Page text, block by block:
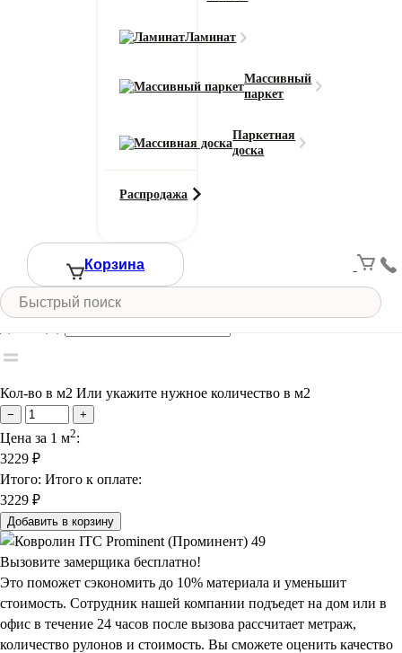
Ламинат
Массивный
паркет
Паркетная
доска
Распродажа
Корзина
Ширина (м)
Кол-во в м2 Или укажите нужное количество в м2
− +
Цена за 1 м2:
3229 ₽
Итого: Итого к оплате:
3229 ₽
Добавить в корзину
Вызовите замерщика бесплатно!
Это поможет сэкономить до 10% материала и уменьшит
стоимость. Сотрудник нашей компании подъедет на дом или в
офис в течение 24 часов после вызова рассчитает метраж,
количество рулонов и стоимость. Вы сможете оценить качество